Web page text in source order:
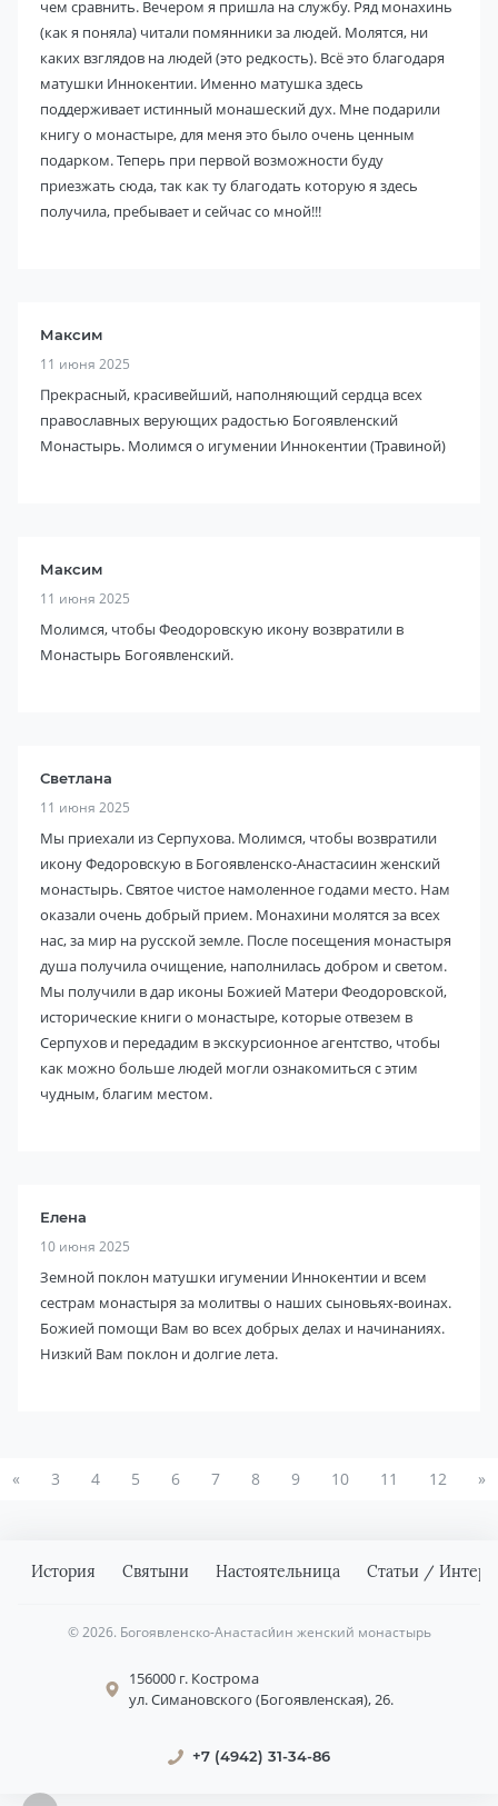
чем сравнить. Вечером я пришла на службу. Ряд монахинь
(как я поняла) читали помянники за людей. Молятся, ни
каких взглядов на людей (это редкость). Всё это благодаря
матушки Иннокентии. Именно матушка здесь
поддерживает истинный монашеский дух. Мне подарили
книгу о монастыре, для меня это было очень ценным
подарком. Теперь при первой возможности буду
приезжать сюда, так как ту благодать которую я здесь
получила, пребывает и сейчас со мной!!!
Максим
11 июня 2025
Прекрасный, красивейший, наполняющий сердца всех
православных верующих радостью Богоявленский
Монастырь. Молимся о игумении Иннокентии (Травиной)
Максим
11 июня 2025
Молимся, чтобы Феодоровскую икону возвратили в
Монастырь Богоявленский.
Светлана
11 июня 2025
Мы приехали из Серпухова. Молимся, чтобы возвратили
икону Федоровскую в Богоявленско-Анастасиин женский
монастырь. Святое чистое намоленное годами место. Нам
оказали очень добрый прием. Монахини молятся за всех
нас, за мир на русской земле. После посещения монастыря
душа получила очищение, наполнилась добром и светом.
Мы получили в дар иконы Божией Матери Феодоровской,
исторические книги о монастыре, которые отвезем в
Серпухов и передадим в экскурсионное агентство, чтобы
как можно больше людей могли ознакомиться с этим
чудным, благим местом.
Елена
10 июня 2025
Земной поклон матушки игумении Иннокентии и всем
сестрам монастыря за молитвы о наших сыновьях-воинах.
Божией помощи Вам во всех добрых делах и начинаниях.
Низкий Вам поклон и долгие лета.
« 3 4 5 6 7 8 9 10 11 12 »
История Святыни Настоятельница Статьи /
© 2026. Богоявленско-Анастаси́ин женский монастырь
156000 г. Кострома
ул. Симановского (Богоявленская), 26.
+7 (4942) 31-34-86